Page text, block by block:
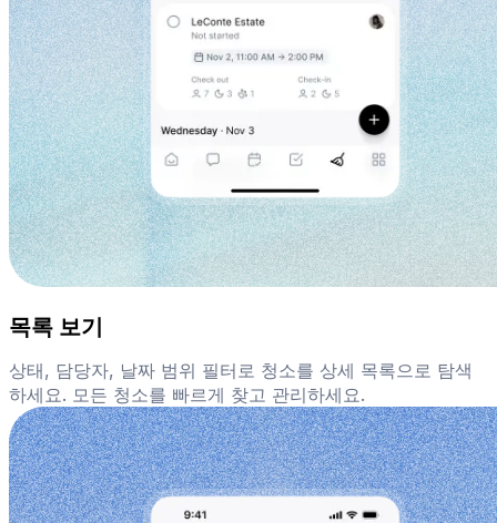
목록 보기
상태, 담당자, 날짜 범위 필터로 청소를 상세 목록으로 탐색
하세요. 모든 청소를 빠르게 찾고 관리하세요.